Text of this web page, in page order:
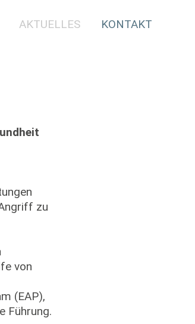
AKTUELLES KONTAKT
zu
von
(EAP),
Führung.